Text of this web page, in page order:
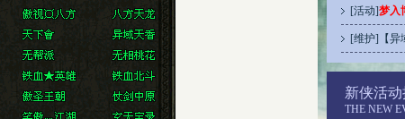
[活动]梦入
[维护] 【
新侠活
THE NEW